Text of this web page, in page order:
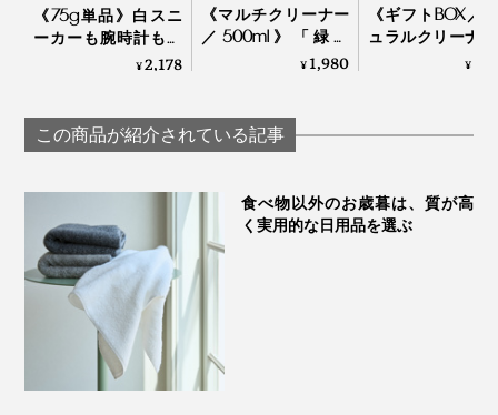
こんなに「きれいになった」成果が見えて、しかも面倒
《75g単品》白スニ
ーカーも腕時計もフ
ローリングもピッカ
ム」｜TOMIE
¥2,178
《マルチクリーナー
／500ml》「緑の
国」の香りに包まれ
お掃除スプレー｜
GREEN NATION life
¥1,980
《ギフトBOX／
ュラルクリーナ
プレータイプ＆
洗剤｜Shell
clean？
¥
この商品が紹介されている記事
食べ物以外のお歳暮は、質が高
く実用的な日用品を選ぶ